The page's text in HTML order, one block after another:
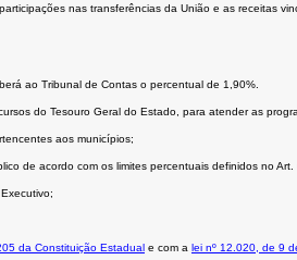
nas transferências da União e as receitas
ao Tribunal de Contas o percentual de 1,90%.
do Tesouro Geral do Estado, para atender as
aos municípios;
de acordo com os limites percentuais definidos no Art.
da Constituição Estadual e com a lei nº 12.020, de 9